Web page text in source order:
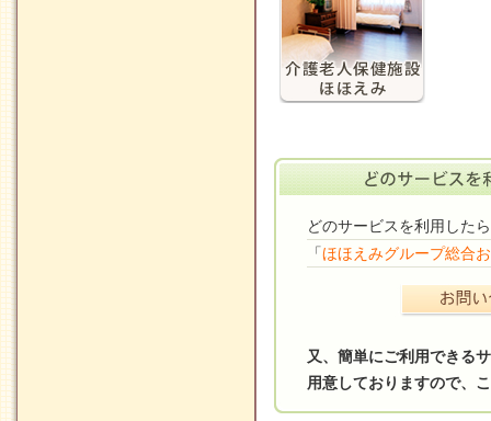
どのサービスを利用した
「 ほほえみグループ総合
又、簡単にご利用できる
用意しておりますので、